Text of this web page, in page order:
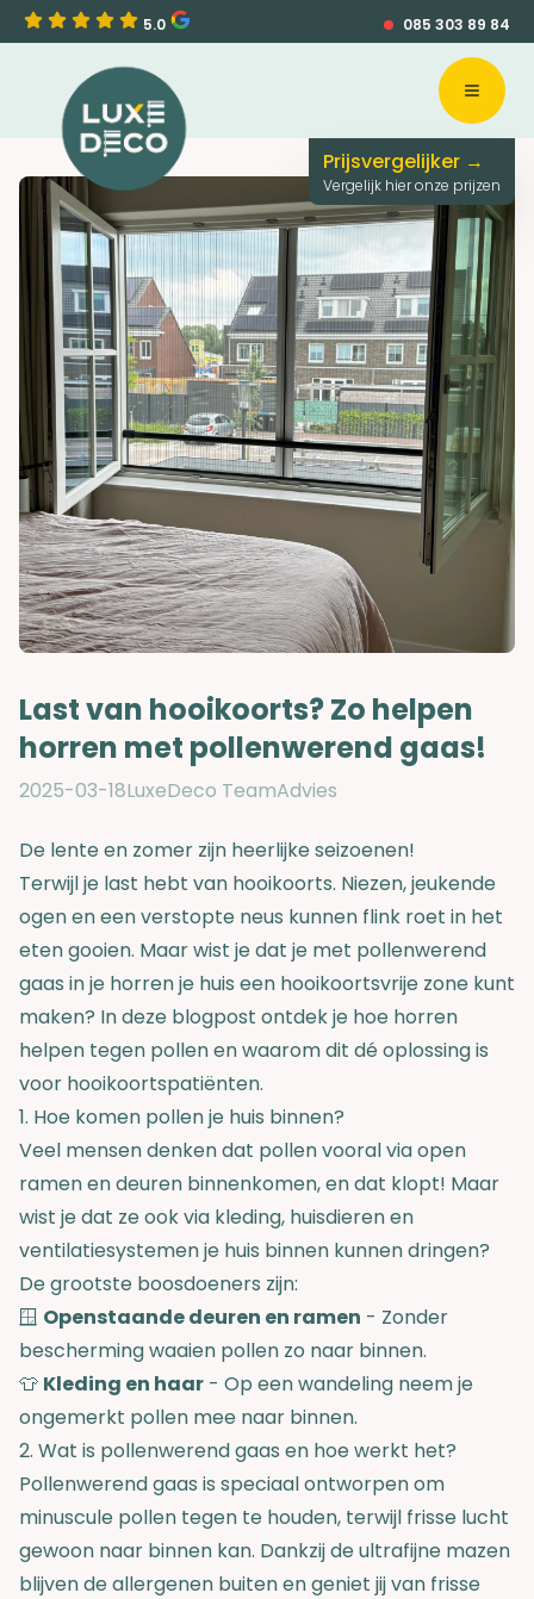
5.0 085 303 89 84
Open
Prijsvergelijker →
Vergelijk hier onze prijzen
Last van hooikoorts? Zo helpen
horren met pollenwerend gaas!
2025-03-18LuxeDeco TeamAdvies
De lente en zomer zijn heerlijke seizoenen!
Terwijl je last hebt van hooikoorts. Niezen, jeukende
ogen en een verstopte neus kunnen flink roet in het
eten gooien. Maar wist je dat je met pollenwerend
gaas in je horren je huis een hooikoortsvrije zone kunt
maken? In deze blogpost ontdek je hoe horren
helpen tegen pollen en waarom dit dé oplossing is
voor hooikoortspatiënten.
1. Hoe komen pollen je huis binnen?
Veel mensen denken dat pollen vooral via open
ramen en deuren binnenkomen, en dat klopt! Maar
wist je dat ze ook via kleding, huisdieren en
ventilatiesystemen je huis binnen kunnen dringen?
De grootste boosdoeners zijn:
🪟 Openstaande deuren en ramen - Zonder
bescherming waaien pollen zo naar binnen.
👕 Kleding en haar - Op een wandeling neem je
ongemerkt pollen mee naar binnen.
2. Wat is pollenwerend gaas en hoe werkt het?
Pollenwerend gaas is speciaal ontworpen om
minuscule pollen tegen te houden, terwijl frisse lucht
gewoon naar binnen kan. Dankzij de ultrafijne mazen
blijven de allergenen buiten en geniet jij van frisse